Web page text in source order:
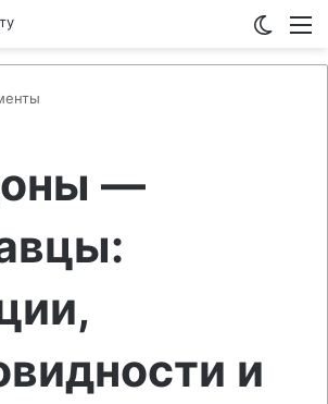
—
и